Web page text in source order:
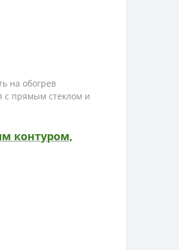
на обогрев
с прямым стеклом и
контуром,